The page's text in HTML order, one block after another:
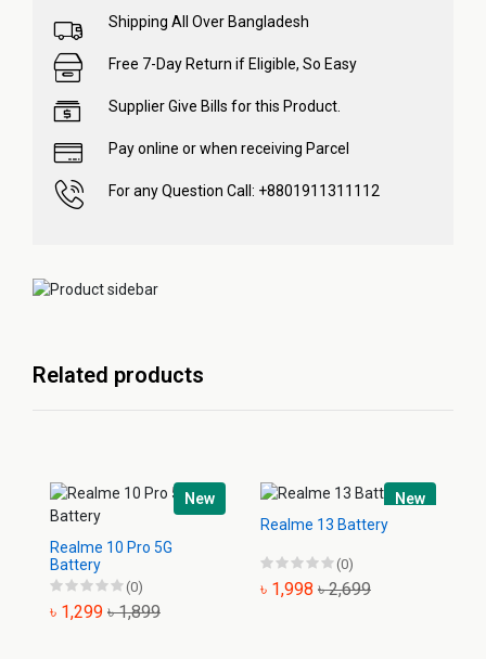
Shipping All Over Bangladesh
Free 7-Day Return if Eligible, So Easy
Supplier Give Bills for this Product.
Pay online or when receiving Parcel
For any Question Call: +8801911311112
Related products
New
Realme 10 Pro 5G
Battery
(0)
৳ 1,299 ৳ 1,899
New
Realme 13 Battery
(0)
৳ 1,998 ৳ 2,699